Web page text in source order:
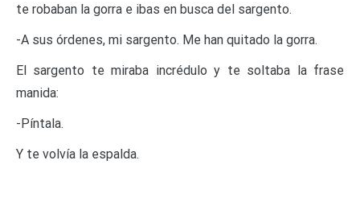
te robaban la gorra e ibas en busca del sargento.
-A sus órdenes, mi sargento. Me han quitado la gorra.
El sargento te miraba incrédulo y te soltaba la frase
manida:
-Píntala.
Y te volvía la espalda.